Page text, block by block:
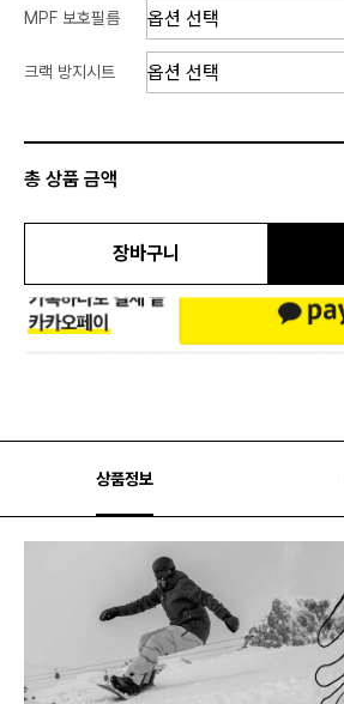
MPF 보호필름
크랙 방지시트
총 상품 금액
장바구니
상품정보